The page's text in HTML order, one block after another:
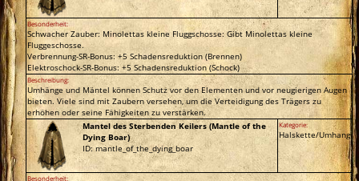
Besonderheit:
Schwacher Zauber: Minolettas kleine Fluggschosse: Gibt Minolettas kleine
Fluggeschosse.
Verbrennung-SR-Bonus: +5 Schadensreduktion (Brennen)
Elektroschock-SR-Bonus: +5 Schadensreduktion (Schock)
Beschreibung:
Umhänge und Mäntel können Schutz vor den Elementen und vor neugierigen Augen
bieten. Viele sind mit Zaubern versehen, um die Verteidigung des Trägers zu
erhöhen oder seine Fähigkeiten zu verstärken.
Mantel des Sterbenden Keilers (Mantle of the
Dying Boar)
ID: mantle_of_the_dying_boar
Kategorie:
Halskette/Umhang
Besonderheit: